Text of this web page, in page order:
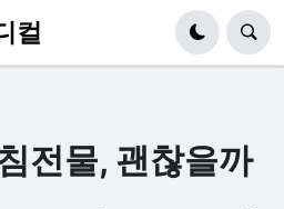
컬
전물, 괜찮을까